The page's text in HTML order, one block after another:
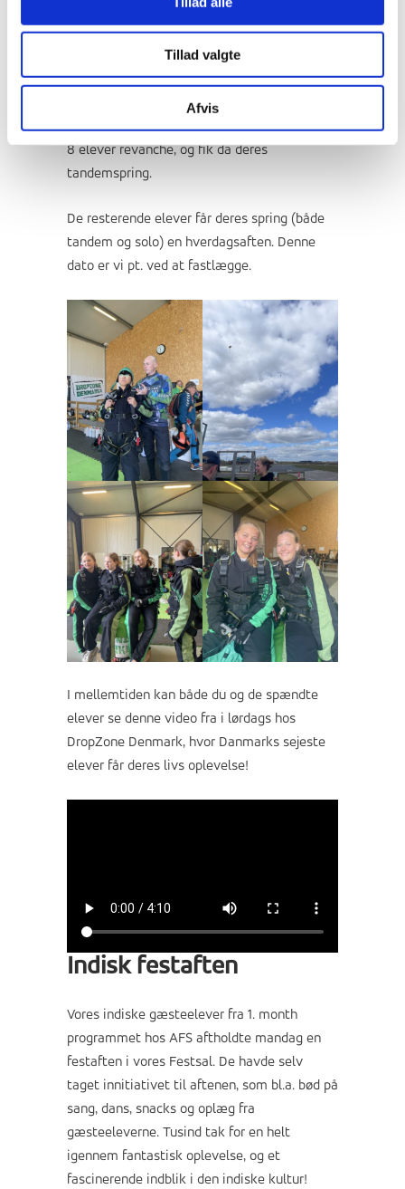
Tillad valgte
Afvis
Lørdag var Ranum Efterskole College for 3.
gang på besøg hos DropZone Denmark.
Denne gang med 25 tandemspringere og 3
solo hoppere. Desværre var vejret denne
gang ikke med os, og derfor fik kun 10 af
vores elever deres spring lørdag. Søndag tog
8 elever revanche, og fik da deres
tandemspring.
De resterende elever får deres spring (både
tandem og solo) en hverdagsaften. Denne
dato er vi pt. ved at fastlægge.
I mellemtiden kan både du og de spændte
elever se denne video fra i lørdags hos
DropZone Denmark, hvor Danmarks sejeste
elever får deres livs oplevelse!
Indisk festaften
Vores indiske gæsteelever fra 1. month
programmet hos AFS aftholdte mandag en
festaften i vores Festsal. De havde selv
taget innitiativet til aftenen, som bl.a. bød på
sang, dans, snacks og oplæg fra
gæsteeleverne. Tusind tak for en helt
igennem fantastisk oplevelse, og et
fascinerende indblik i den indiske kultur!